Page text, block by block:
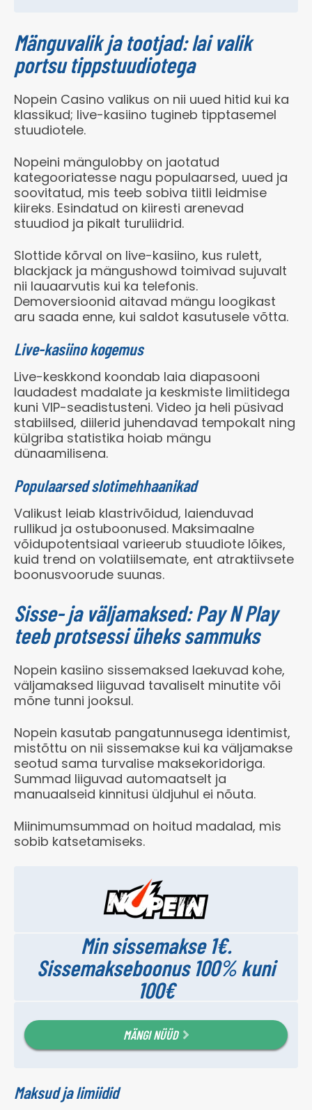
Mänguvalik ja tootjad: lai valik
portsu tippstuudiotega
Nopein Casino valikus on nii uued hitid kui ka
klassikud; live-kasiino tugineb tipptasemel
stuudiotele.
Nopeini mängulobby on jaotatud
kategooriatesse nagu populaarsed, uued ja
soovitatud, mis teeb sobiva tiitli leidmise
kiireks. Esindatud on kiiresti arenevad
stuudiod ja pikalt turuliidrid.
Slottide kõrval on live-kasiino, kus rulett,
blackjack ja mängushowd toimivad sujuvalt
nii lauaarvutis kui ka telefonis.
Demoversioonid aitavad mängu loogikast
aru saada enne, kui saldot kasutusele võtta.
Live-kasiino kogemus
Live-keskkond koondab laia diapasooni
laudadest madalate ja keskmiste limiitidega
kuni VIP-seadistusteni. Video ja heli püsivad
stabiilsed, diilerid juhendavad tempokalt ning
külgriba statistika hoiab mängu
dünaamilisena.
Populaarsed slotimehhaanikad
Valikust leiab klastrivõidud, laienduvad
rullikud ja ostuboonused. Maksimaalne
võidupotentsiaal varieerub stuudiote lõikes,
kuid trend on volatiilsemate, ent atraktiivsete
boonusvoorude suunas.
Sisse- ja väljamaksed: Pay N Play
teeb protsessi üheks sammuks
Nopein kasiino sissemaksed laekuvad kohe,
väljamaksed liiguvad tavaliselt minutite või
mõne tunni jooksul.
Nopein kasutab pangatunnusega identimist,
mistõttu on nii sissemakse kui ka väljamakse
seotud sama turvalise maksekoridoriga.
Summad liiguvad automaatselt ja
manuaalseid kinnitusi üldjuhul ei nõuta.
Miinimumsummad on hoitud madalad, mis
sobib katsetamiseks.
Min sissemakse 1€.
Sissemakseboonus 100% kuni
100€
MÄNGI NÜÜD
Maksud ja limiidid